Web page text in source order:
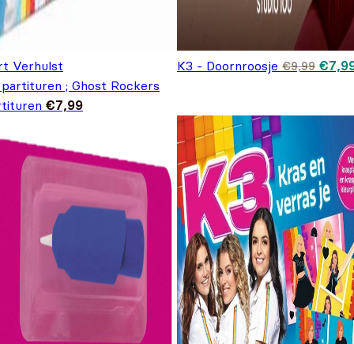
Verhulst
; Ghost Rockers
€7,99
K3 - Doornroosje €9,99 prijs
€